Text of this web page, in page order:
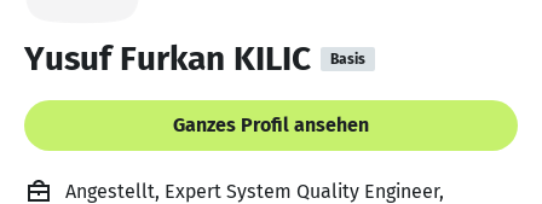
Yusuf Furkan KILIC Basis
Ganzes Profil ansehen
Angestellt, Expert System Quality Engineer,